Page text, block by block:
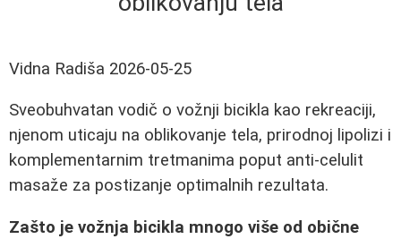
Vidna Radiša 2026-05-25
Sveobuhvatan vodič o vožnji bicikla kao rekreaciji,
njenom uticaju na oblikovanje tela, prirodnoj lipolizi i
komplementarnim tretmanima poput anti-celulit
masaže za postizanje optimalnih rezultata.
Zašto je vožnja bicikla mnogo više od obične